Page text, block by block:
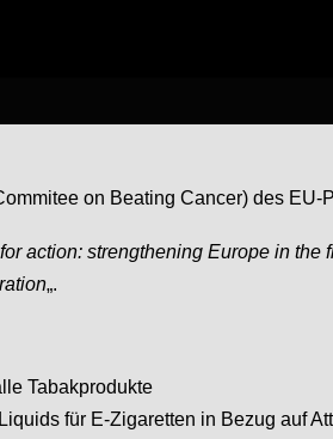
on Beating Cancer) des
action: strengthening Europe in the
„.
Tabakprodukte
für E-Zigaretten in Bezug auf